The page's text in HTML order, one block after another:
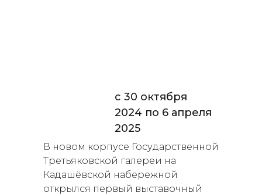
В новом корпусе Государственной
Третьяковской галереи на
Кадашёвской набережной
открылся первый выставочный
с 30 октября
2024 по 6 апреля
2025